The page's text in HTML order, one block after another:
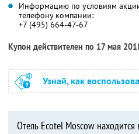
Информацию по условиям
телефону компании:
+7 (495) 664-47-67
Купон действителен по 17 мая
Узнай, как
Отель Ecotel Moscow